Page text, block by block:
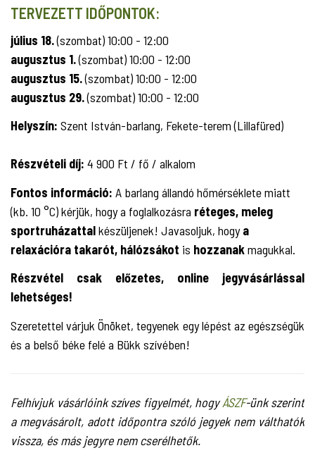
TERVEZETT IDŐPONTOK:
július 18.(szombat) 10:00 - 12:00
augusztus 1.(szombat) 10:00 - 12:00
augusztus 15.(szombat) 10:00 - 12:00
augusztus 29.(szombat) 10:00 - 12:00
Helyszín: Szent István-barlang, Fekete-terem (Lillafüred)
Részvételi díj: 4 900 Ft / fő / alkalom
Fontos információ: A barlang állandó hőmérséklete miatt
(kb. 10 °C) kérjük, hogy a foglalkozásra réteges, meleg
sportruházattalkészüljenek! Javasoljuk, hogya
relaxációra takarót, hálózsákot is hozzanakmagukkal.
Részvétel csak előzetes, online jegyvásárlással
lehetséges!
Szeretettel várjuk Önöket, tegyenek egy lépést az egészségük
és a belső béke felé a Bükk szívében!
Felhívjuk vásárlóink szíves figyelmét, hogyÁSZF-ünk szerint
a megvásárolt, adott időpontra szóló jegyek nem válthatók
vissza, és más jegyre nem cserélhetők.